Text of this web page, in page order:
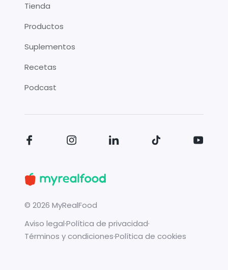
Tienda
Productos
Suplementos
Recetas
Podcast
© 2026 MyRealFood
Aviso legal·Política de privacidad·
Términos y condiciones·Política de cookies